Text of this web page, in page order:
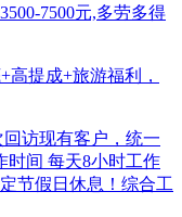
7500元,多劳多得
高提成+旅游福利，
访现有客户，统一
时间 每天8小时工作
节假日休息！综合工